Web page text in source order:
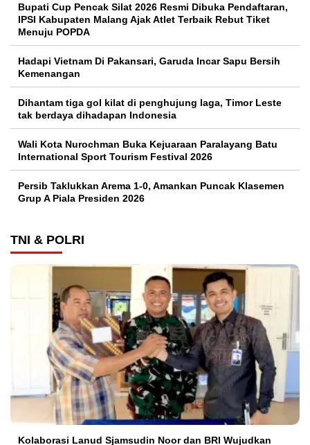
Bupati Cup Pencak Silat 2026 Resmi Dibuka Pendaftaran,
IPSI Kabupaten Malang Ajak Atlet Terbaik Rebut Tiket
Menuju POPDA
Hadapi Vietnam Di Pakansari, Garuda Incar Sapu Bersih
Kemenangan
Dihantam tiga gol kilat di penghujung laga, Timor Leste
tak berdaya dihadapan Indonesia
Wali Kota Nurochman Buka Kejuaraan Paralayang Batu
International Sport Tourism Festival 2026
Persib Taklukkan Arema 1-0, Amankan Puncak Klasemen
Grup A Piala Presiden 2026
TNI & POLRI
Kolaborasi Lanud Sjamsudin Noor dan BRI Wujudkan